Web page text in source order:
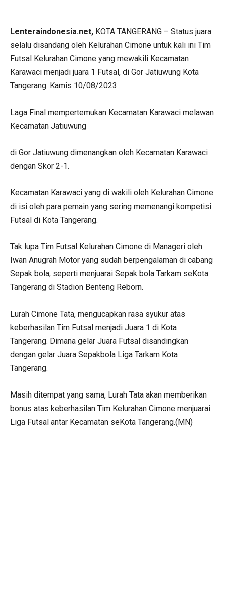
Lenteraindonesia.net, KOTA TANGERANG – Status juara
selalu disandang oleh Kelurahan Cimone untuk kali ini Tim
Futsal Kelurahan Cimone yang mewakili Kecamatan
Karawaci menjadi juara 1 Futsal, di Gor Jatiuwung Kota
Tangerang. Kamis 10/08/2023
Laga Final mempertemukan Kecamatan Karawaci melawan
Kecamatan Jatiuwung
di Gor Jatiuwung dimenangkan oleh Kecamatan Karawaci
dengan Skor 2-1.
Kecamatan Karawaci yang di wakili oleh Kelurahan Cimone
di isi oleh para pemain yang sering memenangi kompetisi
Futsal di Kota Tangerang.
Tak lupa Tim Futsal Kelurahan Cimone di Manageri oleh
Iwan Anugrah Motor yang sudah berpengalaman di cabang
Sepak bola, seperti menjuarai Sepak bola Tarkam seKota
Tangerang di Stadion Benteng Reborn.
Lurah Cimone Tata, mengucapkan rasa syukur atas
keberhasilan Tim Futsal menjadi Juara 1 di Kota
Tangerang. Dimana gelar Juara Futsal disandingkan
dengan gelar Juara Sepakbola Liga Tarkam Kota
Tangerang.
Masih ditempat yang sama, Lurah Tata akan memberikan
bonus atas keberhasilan Tim Kelurahan Cimone menjuarai
Liga Futsal antar Kecamatan seKota Tangerang.(MN)